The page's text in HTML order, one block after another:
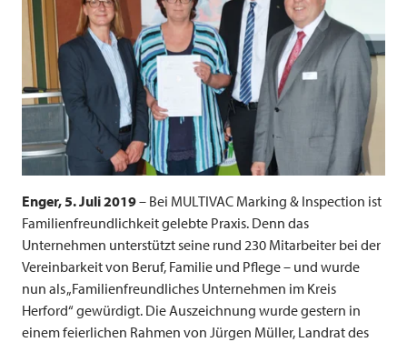
Enger, 5. Juli 2019– Bei MULTIVAC Marking & Inspection ist
Familienfreundlichkeit gelebte Praxis. Denn das
Unternehmen unterstützt seine rund 230 Mitarbeiter bei der
Vereinbarkeit von Beruf, Familie und Pflege – und wurde
nun als „Familienfreundliches Unternehmen im Kreis
Herford“ gewürdigt. Die Auszeichnung wurde gestern in
einem feierlichen Rahmen von Jürgen Müller, Landrat des